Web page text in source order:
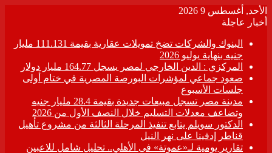
الأحد, أغسطس 9 2026
أخبار عاجلة
البنوك والشركات تضخ تمويلات عقارية بقيمة 111.131 مليار
جنيه بنهاية يوليو 2026
المركزي : الدين الخارجي لمصر يسجل 164.77 مليار دولار
صعود جماعي لمؤشرات البورصة المصرية في ختام أولى
جلسات الأسبوع
مدينة مصر تسجل مبيعات جديدة بقيمة 28.4 مليار جنيه
وتضاعف معدلات التسليم خلال النصف الأول من 2026
الدكتور سويلم يتابع تنفيذ المرحلة الثالثة من مشروع تأهيل
قناطر إدفينا على نهر النيل
تقارير يومية لـ«عموتة» فى الأهلي.. تحليل شامل للاعبين